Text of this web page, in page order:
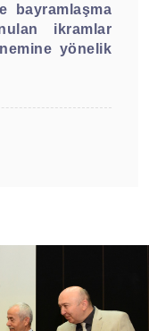
bayramlaşma
ikramlar
yönelik